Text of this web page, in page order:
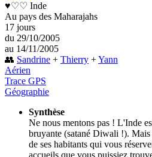
♥♡♡ Inde
Au pays des Maharajahs
17 jours
du 29/10/2005
au 14/11/2005
👥 Sandrine + Thierry +Yann
Aérien
Trace GPS
Géographie
Synthèse
Ne nous mentons pas ! L'Inde
bruyante (satané Diwali !).
de ses habitants qui vous
accueils que vous puissiez